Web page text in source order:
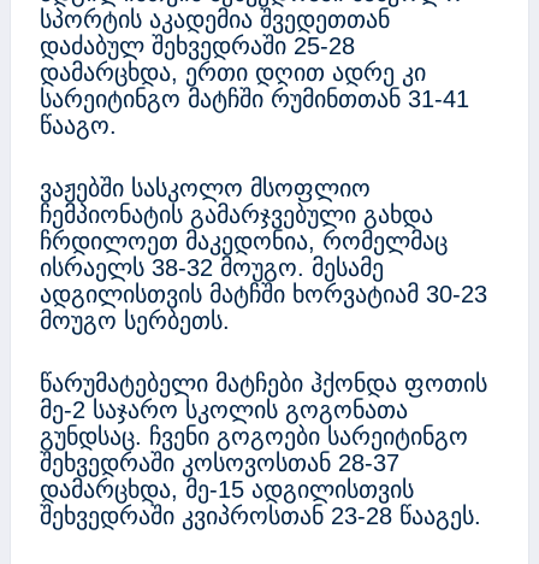
სპორტის აკადემია შვედეთთან
დაძაბულ შეხვედრაში 25-28
დამარცხდა, ერთი დღით ადრე კი
სარეიტინგო მატჩში რუმინთთან 31-41
წააგო.
ვაჟებში სასკოლო მსოფლიო
ჩემპიონატის გამარჯვებული გახდა
ჩრდილოეთ მაკედონია, რომელმაც
ისრაელს 38-32 მოუგო. მესამე
ადგილისთვის მატჩში ხორვატიამ 30-23
მოუგო სერბეთს.
წარუმატებელი მატჩები ჰქონდა ფოთის
მე-2 საჯარო სკოლის გოგონათა
გუნდსაც. ჩვენი გოგოები სარეიტინგო
შეხვედრაში კოსოვოსთან 28-37
დამარცხდა, მე-15 ადგილისთვის
შეხვედრაში კვიპროსთან 23-28 წააგეს.